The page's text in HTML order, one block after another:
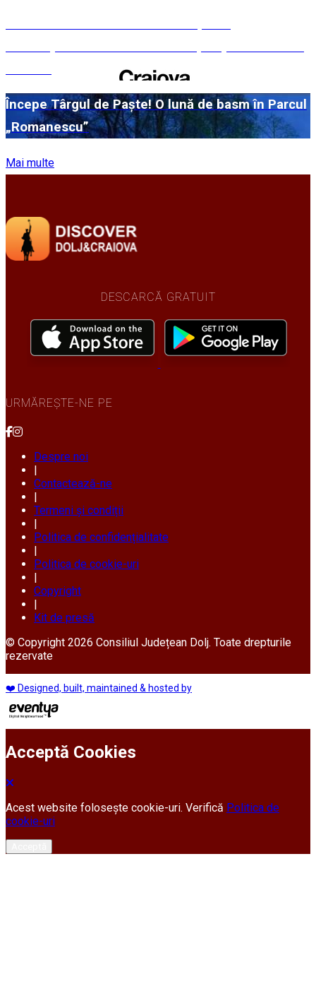
Începe Târgul de Paște! O lună de basm în Parcul
„Romanescu”
Mai multe
DESCARCĂ GRATUIT
URMĂREȘTE-NE PE
Despre noi
|
Contactează-ne
|
Termeni și condiții
|
Politica de confidențialitate
|
Politica de cookie-uri
|
Copyright
|
Kit de presă
© Copyright 2026 Consiliul Județean Dolj. Toate drepturile
rezervate
❤️ Designed, built, maintained & hosted by
Acceptă Cookies
Acest website folosește cookie-uri. Verifică Politica de
cookie-uri